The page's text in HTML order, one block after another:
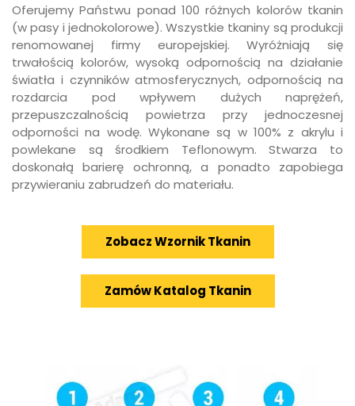
Oferujemy Państwu ponad 100 różnych kolorów tkanin
(w pasy i jednokolorowe). Wszystkie tkaniny są produkcji
renomowanej firmy europejskiej. Wyróżniają się
trwałością kolorów, wysoką odpornością na działanie
światła i czynników atmosferycznych, odpornością na
rozdarcia pod wpływem dużych naprężeń,
przepuszczalnością powietrza przy jednoczesnej
odporności na wodę. Wykonane są w 100% z akrylu i
powlekane są środkiem Teflonowym. Stwarza to
doskonałą barierę ochronną, a ponadto zapobiega
przywieraniu zabrudzeń do materiału.
Zobacz Wzornik Tkanin
Zamów Katalog Tkanin